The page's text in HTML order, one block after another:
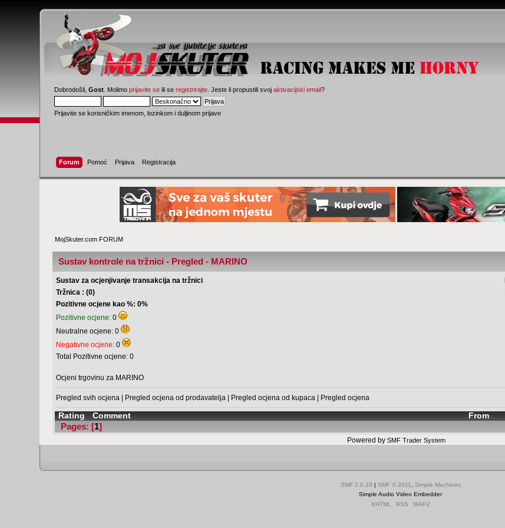
Dobrodošli,Gost . Molimoprijavite se ili seregistrirajte . Jeste li propustili svojaktivacijski email?
Prijavite se korisničkim imenom, lozinkom i duljinom prijave
Forum Pomoć Prijava Registracija
MojSkuter.com FORUM
Sustav kontrole na tržnici - Pregled - MARINO
Sustav za ocjenjivanje transakcija na tržnici
Tržnica : (0)
Pozitivne ocjene kao %: 0%
Pozitivne ocjene: 0
Neutralne ocjene: 0
Negativne ocjene: 0
Total Pozitivne ocjene: 0
Ocjeni trgovinu za MARINO
Pregled svih ocjena | Pregled ocjena od prodavatelja | Pregled ocjena od kupaca | Pregled ocjena
Rating Comment From
Pages: [1]
Powered by SMF Trader System
SMF 2.0.19 | SMF © 2011
Simple Machines
Simple Audio Video Embedder
XHTML
RSS WAP2